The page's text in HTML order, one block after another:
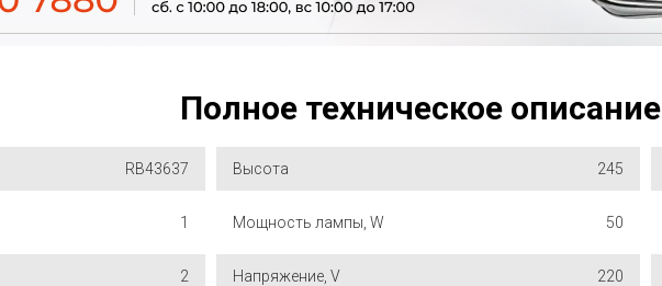
Полное техническое описание
RB43637 Высота 245
1 Мощность лампы, W 50
2 Напряжение, V 220